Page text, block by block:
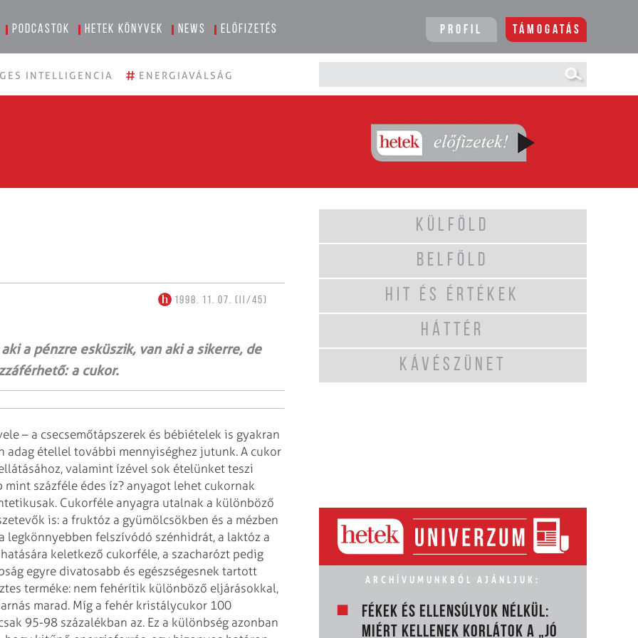
Podcastok Hetek könyvek News Előfizetés Profil Támogatás
INTELLIGENCIA # ENERGIAVÁLSÁG
1998. 11. 07. (II/45)
a pénzre esküszik, van aki a sikerre, de
a cukor.
– a csecsemőtápszerek és bébiételek is gyakran
adag ételleltovábbi mennyiséghez jutunk. A cukor
valamint ízével sok ételünket teszi
százféle édes íz? anyagot lehet cukornak
Cukorféle anyagra utalnak a különböző
is: a fruktóz a gyümölcsökben és a mézben
legkönnyebben felszívódó szénhidrát, a laktóz a
keletkező cukorféle, a szacharózt pedig
egyre divatosabb és egészségesnek tartott
terméke: nem fehérítik különböző eljárásokkal,
marad. Míg a fehér kristálycukor 100
95-98 százalékban az. Ez a különbség azonban
KÜLFÖLD
BELFÖLD
HIT ÉS ÉRTÉKEK
HÁTTÉR
KÁVÉSZÜNET
ARCHÍVUMUNKBÓL AJÁNLJUK:
FÉKEK ÉS ELLENSÚLYOK NÉLKÜL:
MIÉRT KELLENEK KORLÁTOK A „JÓ